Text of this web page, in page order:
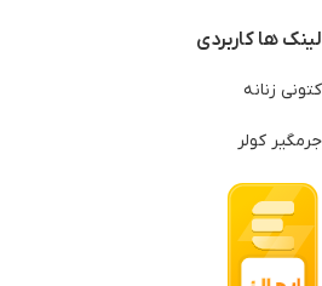
لینک ها کاربردی
کتونی زنانه
جرمگیر کولر